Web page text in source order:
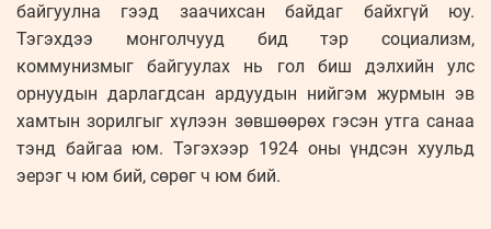
байгуулна гээд заачихсан байдаг байхгүй юу.
Тэгэхдээ монголчууд бид тэр социализм,
коммунизмыг байгуулах нь гол биш дэлхийн улс
орнуудын дарлагдсан ардуудын нийгэм журмын эв
хамтын зорилгыг хүлээн зөвшөөрөх гэсэн утга санаа
тэнд байгаа юм. Тэгэхээр 1924 оны үндсэн хуульд
эерэг ч юм бий, сөрөг ч юм бий.